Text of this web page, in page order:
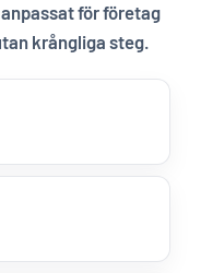
för företag
krångliga steg.